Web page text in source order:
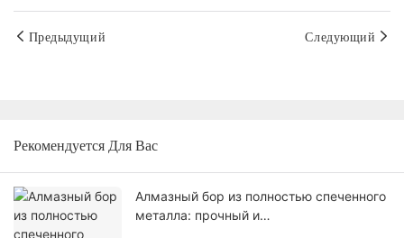
Предыдущий Следующий
Рекомендуется Для Вас
Алмазный бор из полностью спеченного
металла: прочный и